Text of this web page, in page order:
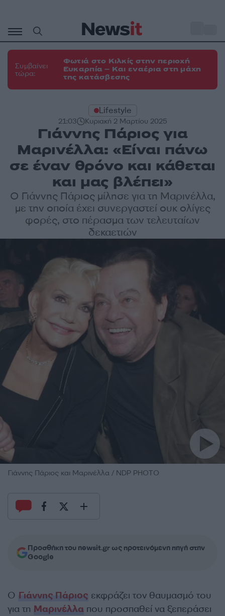
περιεχόμενο
Συμβαίνει
τώρα:
Φωτιά στο Κιλκίς στην περιοχή
Ευκαρπία – Και εναέρια στη μάχη
της κατάσβεσης
Lifestyle
21:03 Κυριακή 2 Μαρτίου 2025
Γιάννης Πάριος για
Μαρινέλλα: «Είναι πάνω
σε έναν θρόνο και κάθεται
και μας βλέπει»
Ο Γιάννης Πάριος μίλησε για τη Μαρινέλλα,
με την οποία έχει συνεργαστεί ουκ ολίγες
φορές, στο πέρασμα των τελευταίων
δεκαετιών
Γιάννης Πάριος και Μαρινέλλα / NDP PHOTO
Προσθήκη του newsit.gr ως προτεινόμενη πηγή στην
Google
Ο Γιάννης Πάριος εκφράζει τον θαυμασμό του
για τη Μαρινέλλα που προσπαθεί να ξεπεράσει